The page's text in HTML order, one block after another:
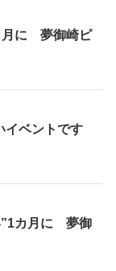
月に 夢御崎ピ
イベントです
”1カ月に 夢御